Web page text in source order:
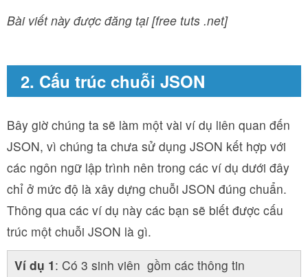
Bài viết này được đăng tại [free tuts .net]
2. Cấu trúc chuỗi JSON
Bây giờ chúng ta sẽ làm một vài ví dụ liên quan đến
JSON, vì chúng ta chưa sử dụng JSON kết hợp với
các ngôn ngữ lập trình nên trong các ví dụ dưới đây
chỉ ở mức độ là xây dựng chuỗi JSON đúng chuẩn.
Thông qua các ví dụ này các bạn sẽ biết được cấu
trúc một chuỗi JSON là gì.
Ví dụ 1: Có 3 sinh viên gồm các thông tin